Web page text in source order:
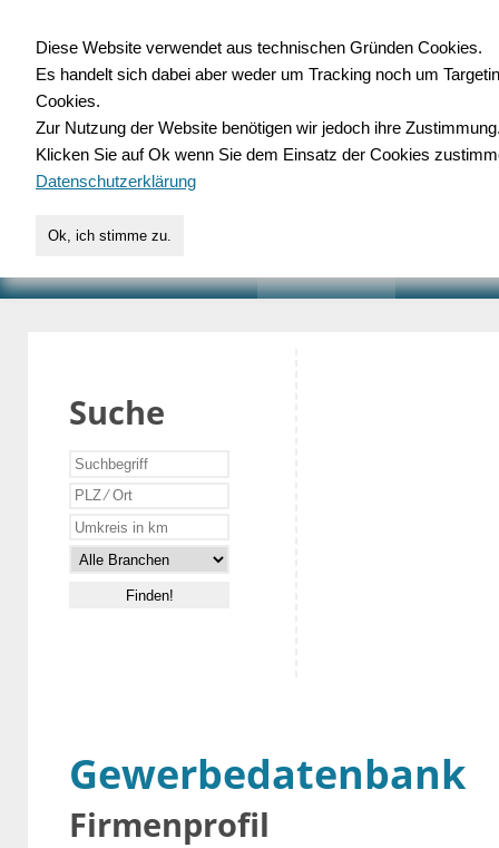
für Handwerk,
Suche
Gewerbedatenbank
Firmenprofil
Diese Website verwendet aus technischen Gründen Cookies.
Es handelt sich dabei aber weder um Tracking noch um
Cookies.
Zur Nutzung der Website benötigen wir jedoch ihre
Klicken Sie auf Ok wenn Sie dem Einsatz der Cookies
Datenschutzerklärung
Ok, ich stimme zu.